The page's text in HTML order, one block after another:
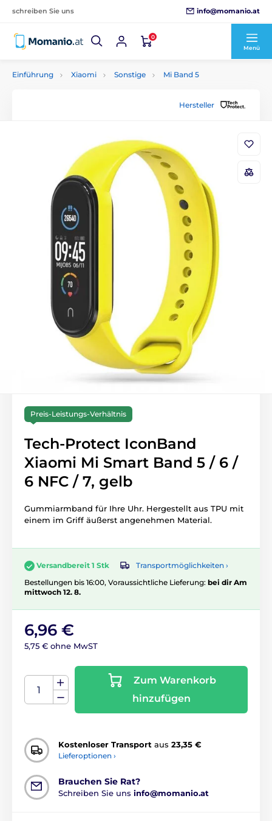
schreiben Sie uns info@momanio.at
0
Menü
Einführung Xiaomi Sonstige Mi Band 5
Hersteller
Preis-Leistungs-Verhältnis
Tech-Protect IconBand
Xiaomi Mi Smart Band 5 / 6 /
6 NFC / 7, gelb
Gummiarmband für Ihre Uhr. Hergestellt aus TPU mit
einem im Griff äußerst angenehmen Material.
Versandbereit 1 Stk
Transportmöglichkeiten ›
Bestellungen bis 16:00, Voraussichtliche Lieferung: bei dir Am
mittwoch 12. 8.
6,96 €
5,75 € ohne MwST
Zum Warenkorb
hinzufügen
Kostenloser Transport aus 23,35 €
Lieferoptionen ›
Brauchen Sie Rat?
Schreiben Sie uns info@momanio.at